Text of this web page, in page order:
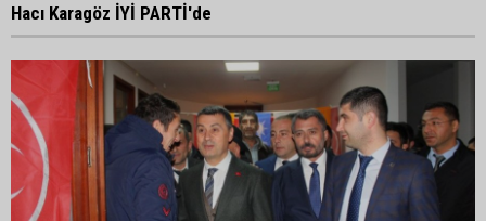
Hacı Karagöz İYİ PARTİ'de